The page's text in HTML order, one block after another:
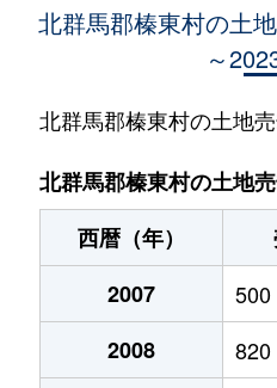
北群馬郡榛東村の土
～
北群馬郡榛東村の土地売
北群馬郡榛東村の土地
西暦（年）
2007
500
2008
820